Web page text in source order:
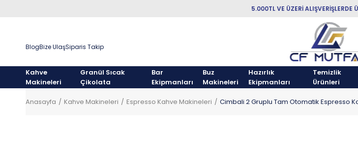
5.000TL VE ÜZERİ ALIŞVERİŞLERDE
BlogBize UlaşSiparis Takip
Kahve
Makineleri
Granül Sıcak
Çikolata
Bar
Ekipmanları
Buz
Makineleri
Hazırlık
Ekipmanları
Temizlik
Ürünleri
Anasayfa Kahve Makineleri Espresso Kahve Makineleri Cimbali 2 Gruplu Tam Otomatik Espresso